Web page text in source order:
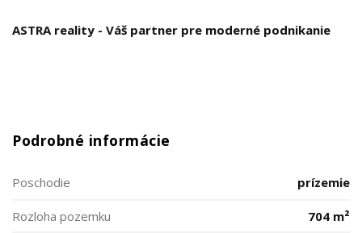
ASTRA reality - Váš partner pre moderné podnikanie
Podrobné informácie
Poschodie prízemie
Rozloha pozemku
704 m²